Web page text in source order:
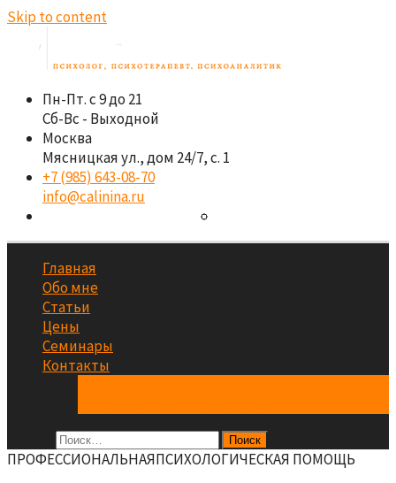
Skip to content
Пн-Пт. с 9 до 21
Сб-Вс - Выходной
Москва
Мясницкая ул., дом 24/7, с. 1
+7 (985) 643-08-70
info@calinina.ru
Главная
Обо мне
Статьи
Цены
Семинары
Контакты
ПРОФЕCСИОНАЛЬНАЯПСИХОЛОГИЧЕСКАЯ ПОМОЩЬ